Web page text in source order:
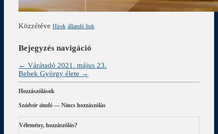
Közzétéve Hírek állandó link
Bejegyzés navigáció
← Várátadó 2021. május 23.
Bebek György élete →
Hozzászólások
Szádvár átadó — Nincs hozzászólás
Vélemény, hozzászólás?